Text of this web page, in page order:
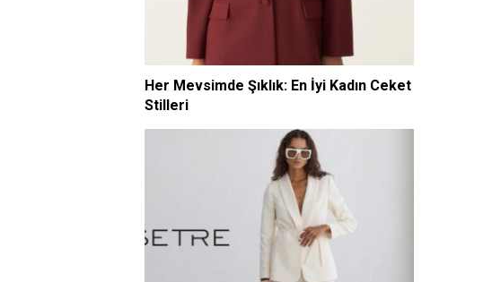
Her Mevsimde Şıklık: En İyi Kadın Ceket
Stilleri